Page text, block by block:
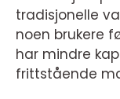
tradisjonelle
noen brukere
har mindre
frittstående